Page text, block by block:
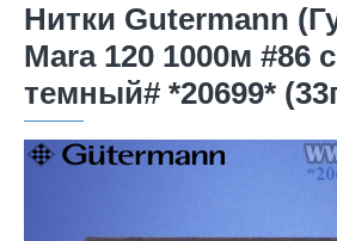
Нитки Gutermann
Mara 120 1000м #86
темный# *20699*